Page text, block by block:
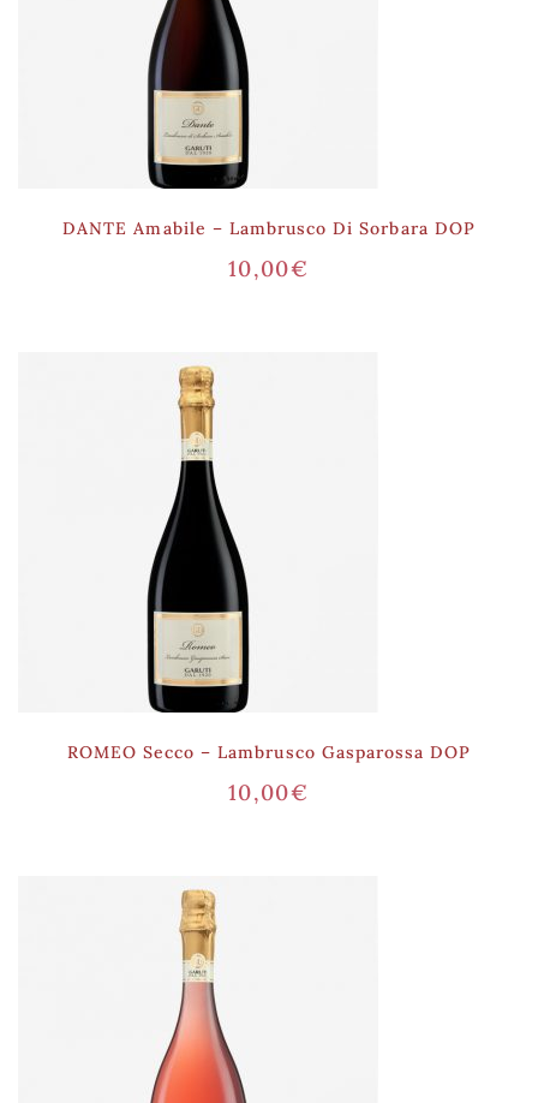
DANTE Amabile – Lambrusco Di Sorbara DOP
10,00€
ROMEO Secco – Lambrusco Gasparossa DOP
10,00€